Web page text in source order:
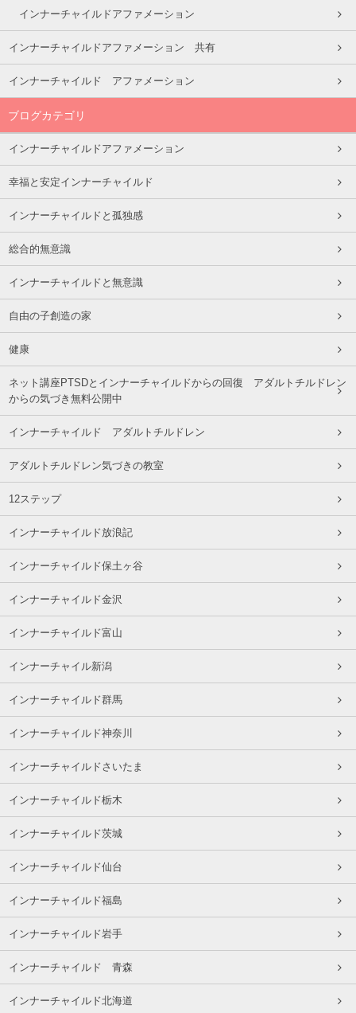
インナーチャイルドアファメーション
インナーチャイルドアファメーション 共有
インナーチャイルド アファメーション
ブログカテゴリ
インナーチャイルドアファメーション
幸福と安定インナーチャイルド
インナーチャイルドと孤独感
総合的無意識
インナーチャイルドと無意識
自由の子創造の家
健康
ネット講座PTSDとインナーチャイルドからの回復 アダルトチルドレン
からの気づき無料公開中
インナーチャイルド アダルトチルドレン
アダルトチルドレン気づきの教室
12ステップ
インナーチャイルド放浪記
インナーチャイルド保土ヶ谷
インナーチャイルド金沢
インナーチャイルド富山
インナーチャイル新潟
インナーチャイルド群馬
インナーチャイルド神奈川
インナーチャイルドさいたま
インナーチャイルド栃木
インナーチャイルド茨城
インナーチャイルド仙台
インナーチャイルド福島
インナーチャイルド岩手
インナーチャイルド 青森
インナーチャイルド北海道